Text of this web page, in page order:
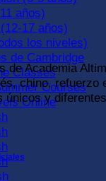
años)
17 años)
los niveles)
de Cambridge
Classes
Courses
Online
de Academia
chino,
únicos y